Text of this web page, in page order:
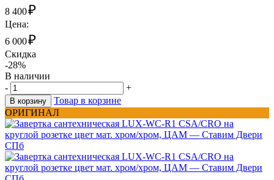
8 400₽
Цена:
6 000₽
Скидка
-28%
В наличии
-
+
В корзину
Товар в корзине
ОРИГИНАЛ